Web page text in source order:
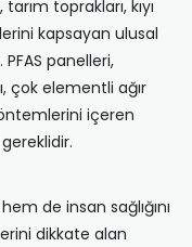
toprakları, kıyı
kapsayan ulusal
panelleri,
çok elementli ağır
içeren
de insan sağlığını
dikkate alan